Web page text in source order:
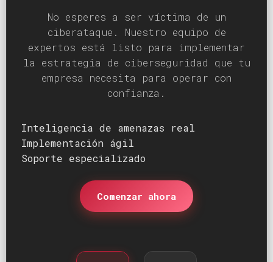
No esperes a ser víctima de un
ciberataque. Nuestro equipo de
expertos está listo para implementar
la estrategia de ciberseguridad que tu
empresa necesita para operar con
confianza.
Inteligencia de amenazas real
Implementación ágil
Soporte especializado
Comenzar ahora